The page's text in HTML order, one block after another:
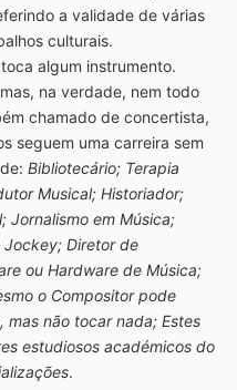
a validade de várias
culturais.
algum instrumento.
na verdade, nem todo
chamado de concertista,
seguem uma carreira sem
Bibliotecário; Terapia
Musical; Historiador;
Jornalismo em Música;
Jockey; Diretor de
ou Hardware de Música;
o Compositor pode
não tocar nada; Estes
estudiosos académicos do
.